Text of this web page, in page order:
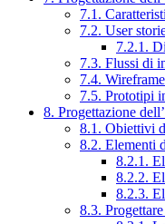
7.1.
7.2. User
7.2.1.
7.3. Flussi di
7.4. Wireframe
7.5. Prototipi
8. Progettazione
8.1. Obiettivi
8.2. Elementi
8.2.1.
8.2.2.
8.2.3.
8.3.